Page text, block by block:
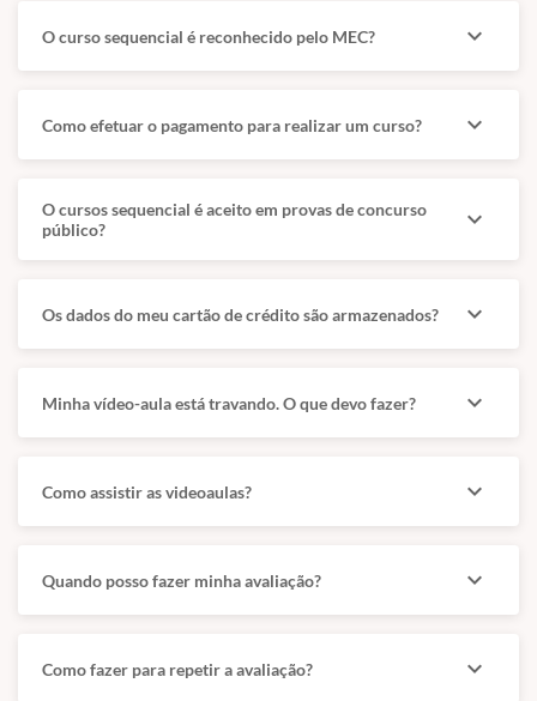
Pública 80
02 Fundamentos do Direito
03 Matemática e Estatística aplicadas à
04 Políticas Públicas e
Desenvolvimento Sustentável 80
pública 80
Total 400
O curso sequencial é reconhecido pelo MEC? expand_more
Como efetuar o pagamento para realizar um curso? expand_more
O cursos sequencial é aceito em provas de concurso
público?
expand_more
Os dados do meu cartão de crédito são armazenados? expand_more
Minha vídeo-aula está travando. O que devo fazer? expand_more
Como assistir as videoaulas? expand_more
Quando posso fazer minha avaliação? expand_more
Como fazer para repetir a avaliação? expand_more